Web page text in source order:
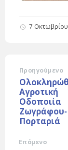
7
Προηγούμενο
Αγροτική
Οδοποιία
Ζωγράφου-
Πορταριά
Επόμενο